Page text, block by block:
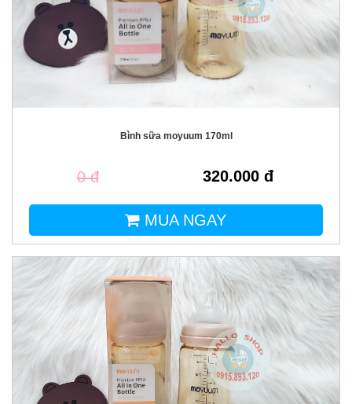
Bình sữa moyuum 170ml
0 đ 320.000 đ
MUA NGAY